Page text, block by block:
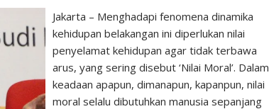
Jakarta – Menghadapi fenomena dinamika
kehidupan belakangan ini diperlukan nilai
penyelamat kehidupan agar tidak terbawa
arus, yang sering disebut ‘Nilai Moral’. Dalam
keadaan apapun, dimanapun, kapanpun, nilai
moral selalu dibutuhkan manusia sepanjang